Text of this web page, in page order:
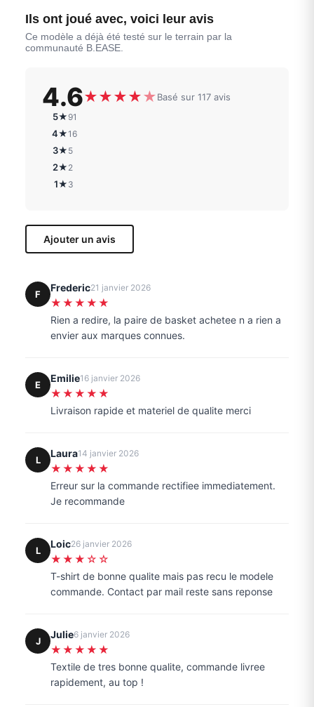
Ils ont joué avec, voici leur avis
Ce modèle a déjà été testé sur le terrain par la
communauté B.EASE.
4.6★★★★★Basé sur 117 avis
5★ 91
4★16
3★ 5
2★ 2
1★ 3
Ajouter un avis
F
Frederic21 janvier 2026
★★★★★
Rien a redire, la paire de basket achetee n a rien a
envier aux marques connues.
E
Emilie16 janvier 2026
★★★★★
Livraison rapide et materiel de qualite merci
L
Laura14 janvier 2026
★★★★★
Erreur sur la commande rectifiee immediatement.
Je recommande
L
Loic26 janvier 2026
★★★☆☆
T-shirt de bonne qualite mais pas recu le modele
commande. Contact par mail reste sans reponse
J
Julie6 janvier 2026
★★★★★
Textile de tres bonne qualite, commande livree
rapidement, au top !